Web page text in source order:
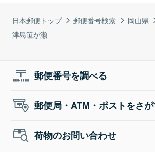
日本郵便トップ 郵便番号検索 岡山県
津島笹が瀬
郵便番号を調べる
郵便局・ATM・ポストをさ
荷物のお問い合わせ